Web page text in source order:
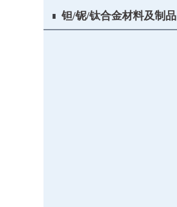
钽/铌/钛合金材料及制品